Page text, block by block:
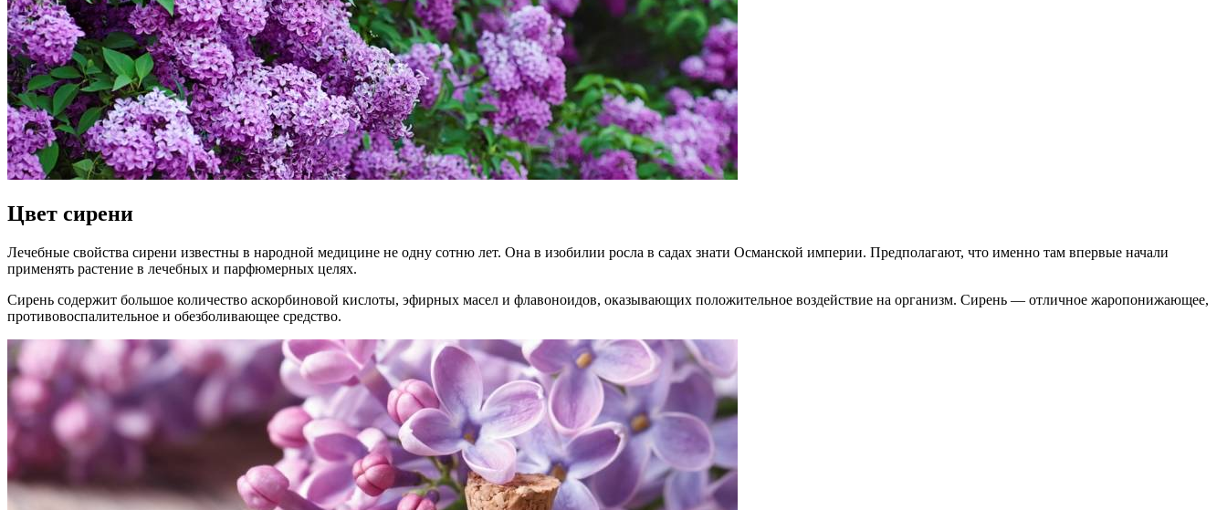
Цвет сирени
Лечебные свойства сирени известны в народной медицине не одну сотню лет. Она в изобилии росла в садах знати Османской империи. Предполагают, что именно там впервые начали
применять растение в лечебных и парфюмерных целях.
Сирень содержит большое количество аскорбиновой кислоты, эфирных масел и флавоноидов, оказывающих положительное воздействие на организм. Сирень — отличное жаропонижающее,
противовоспалительное и обезболивающее средство.